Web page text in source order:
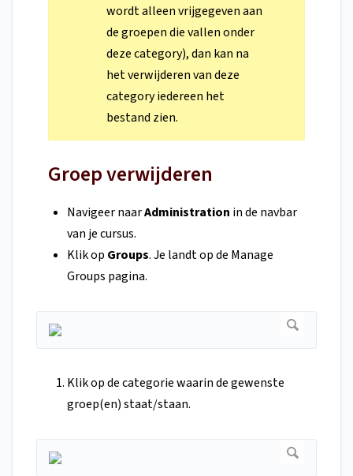
wordt alleen vrijgegeven aan
de groepen die vallen onder
deze category), dan kan na
het verwijderen van deze
category iedereen het
bestand zien.
Groep verwijderen
Navigeer naarAdministration in de navbar
van je cursus.
Klik op Groups. Je landt op de Manage
Groups pagina.
Klik op de categorie waarin de gewenste
groep(en) staat/staan.